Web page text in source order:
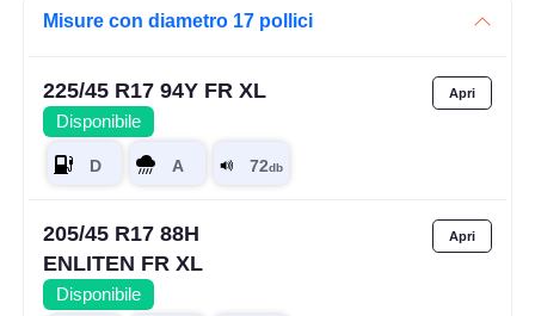
Misure con diametro 17 pollici
225/45 R17 94Y FR XL
Disponibile
205/45 R17 88H
ENLITEN FR XL
Disponibile